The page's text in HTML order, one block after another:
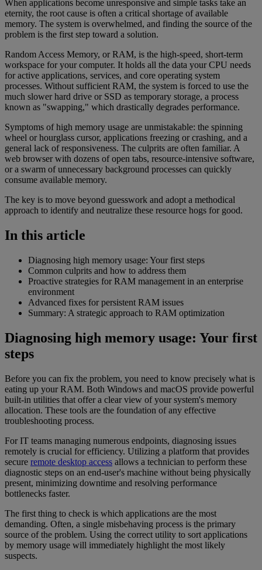
When applications become unresponsive and simple tasks take an
eternity, the root cause is often a critical shortage of available
memory. The system is overwhelmed, and finding the source of the
problem is the first step toward a solution.
Random Access Memory, or RAM, is the high-speed, short-term
workspace for your computer. It holds all the data your CPU needs
for active applications, services, and core operating system
processes. Without sufficient RAM, the system is forced to use the
much slower hard drive or SSD as temporary storage, a process
known as "swapping," which drastically degrades performance.
Symptoms of high memory usage are unmistakable: the spinning
wheel or hourglass cursor, applications freezing or crashing, and a
general lack of responsiveness. The culprits are often familiar. A
web browser with dozens of open tabs, resource-intensive software,
or a swarm of unnecessary background processes can quickly
consume available memory.
The key is to move beyond guesswork and adopt a methodical
approach to identify and neutralize these resource hogs for good.
In this article
Diagnosing high memory usage: Your first steps
Common culprits and how to address them
Proactive strategies for RAM management in an enterprise
environment
Advanced fixes for persistent RAM issues
Summary: A strategic approach to RAM optimization
Diagnosing high memory usage: Your first
steps
Before you can fix the problem, you need to know precisely what is
eating up your RAM. Both Windows and macOS provide powerful
built-in utilities that offer a clear view of your system's memory
allocation. These tools are the foundation of any effective
troubleshooting process.
For IT teams managing numerous endpoints, diagnosing issues
remotely is crucial for efficiency. Utilizing a platform that provides
secure remote desktop access allows a technician to perform these
diagnostic steps on an end-user's machine without being physically
present, minimizing downtime and resolving performance
bottlenecks faster.
The first thing to check is which applications are the most
demanding. Often, a single misbehaving process is the primary
source of the problem. Using the correct utility to sort applications
by memory usage will immediately highlight the most likely
suspects.